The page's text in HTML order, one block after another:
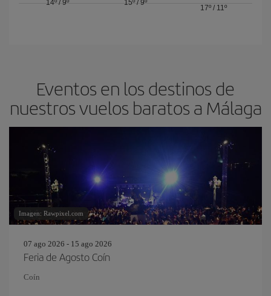
14º /9º
15º / 9º
17º/ 11º
Eventos en los destinos de
nuestros vuelos baratos a Málaga
Imagen: Rawpixel.com
07 ago 2026 - 15 ago 2026
Feria de Agosto Coín
Coín